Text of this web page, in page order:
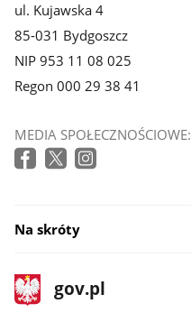
ul. Kujawska 4
85-031 Bydgoszcz
NIP 953 11 08 025
Regon 000 29 38 41
MEDIA SPOŁECZNOŚCIOWE:
Na skróty
stopka
gov.pl
Strona
gov.pl